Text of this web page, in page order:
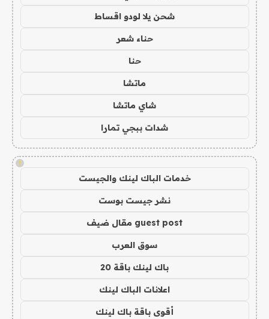
شحن يلا لودو اقساط
حناء شعر
حنا
ماتشا
شاي ماتشا
شدات ببجي تمارا
!
خدمات الباك لينك والجيست
نشر جيست بوست
guest post مقال ضيف
سوق العرب
باك لينك باقة 20
اعلانات الباك لينك
أقوى باقة باك لينك